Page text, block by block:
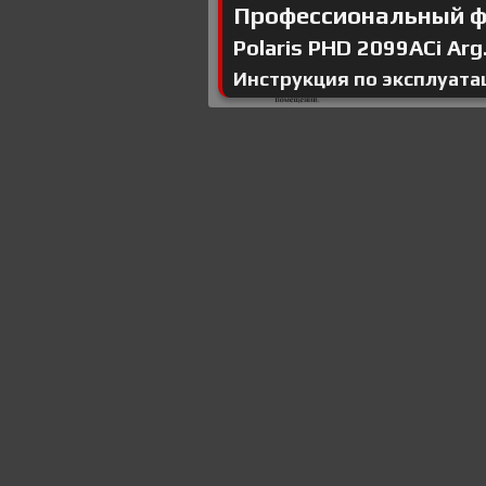
Профессиональный
Polaris PHD 2099ACi
Инструкция по